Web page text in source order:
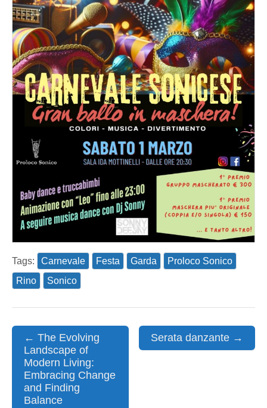
Tags: Carnevale Festa Garda
Proloco Sonico
Rino
Sonico
Post
navigation
← The Evolving
Landscape of
Modern Living:
Embracing Change
and Finding
Balance
Serata danzante →